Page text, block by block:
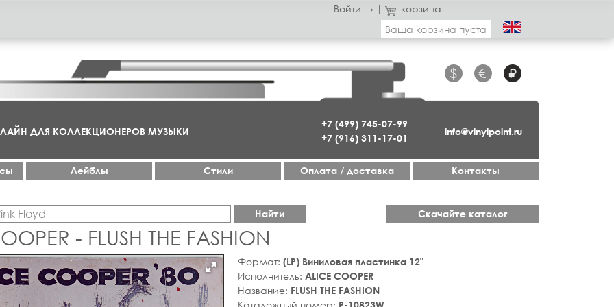
Войти → |
корзина
Ваша корзина пуста
+7 (499) 745-07-99
+7 (916) 311-17-01
$ € ₽
info@vinylpoint.ru
ДЛЯ КОЛЛЕКЦИОНЕРОВ МУЗЫКИ
Лейблы Стили Оплата / доставка Контакты
Найти Скачайте каталог
- FLUSH THE FASHION
Формат: (LP) Виниловая пластинка 12"
Исполнитель: ALICE COOPER
Название: FLUSH THE FASHION